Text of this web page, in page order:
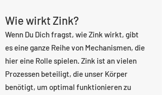
Wie wirkt Zink?
Wenn Du Dich fragst, wie Zink wirkt, gibt
es eine ganze Reihe von Mechanismen, die
hier eine Rolle spielen. Zink ist an vielen
Prozessen beteiligt, die unser Körper
benötigt, um optimal funktionieren zu